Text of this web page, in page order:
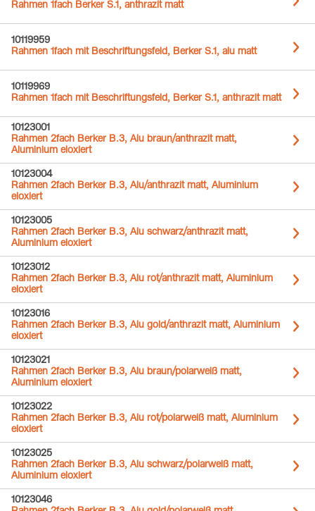
Rahmen 1fach Berker S.1, anthrazit matt
10119959
Rahmen 1fach mit Beschriftungsfeld, Berker S.1, alu matt
10119969
Rahmen 1fach mit Beschriftungsfeld, Berker S.1, anthrazit matt
10123001
Rahmen 2fach Berker B.3, Alu braun/anthrazit matt,
Aluminium eloxiert
10123004
Rahmen 2fach Berker B.3, Alu/anthrazit matt, Aluminium
eloxiert
10123005
Rahmen 2fach Berker B.3, Alu schwarz/anthrazit matt,
Aluminium eloxiert
10123012
Rahmen 2fach Berker B.3, Alu rot/anthrazit matt, Aluminium
eloxiert
10123016
Rahmen 2fach Berker B.3, Alu gold/anthrazit matt, Aluminium
eloxiert
10123021
Rahmen 2fach Berker B.3, Alu braun/polarweiß matt,
Aluminium eloxiert
10123022
Rahmen 2fach Berker B.3, Alu rot/polarweiß matt, Aluminium
eloxiert
10123025
Rahmen 2fach Berker B.3, Alu schwarz/polarweiß matt,
Aluminium eloxiert
10123046